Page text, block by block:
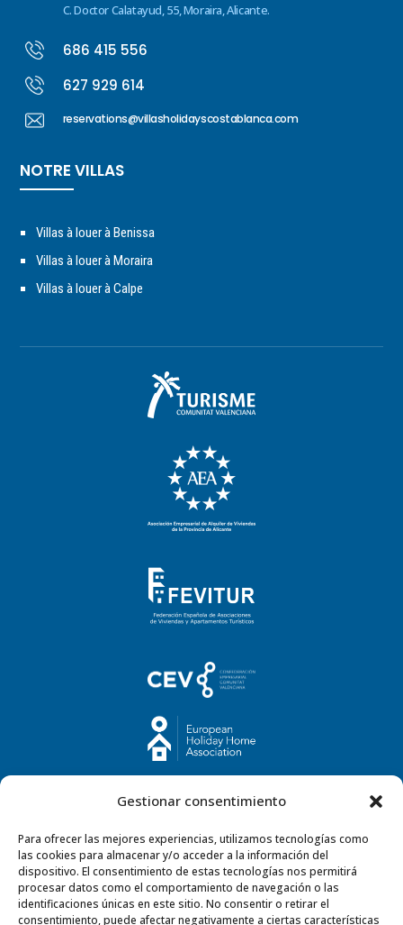
Gestionar consentimiento
Para ofrecer las mejores experiencias, utilizamos tecnologías como
las cookies para almacenar y/o acceder a la información del
dispositivo. El consentimiento de estas tecnologías nos permitirá
procesar datos como el comportamiento de navegación o las
identificaciones únicas en este sitio. No consentir o retirar el
consentimiento, puede afectar negativamente a ciertas características
C. Doctor Calatayud, 55, Moraira, Alicante.
686 415 556
627 929 614
reservations@villasholidayscostablanca.com
NOTRE VILLAS
Villas à louer à Benissa
Villas à louer à Moraira
Villas à louer à Calpe